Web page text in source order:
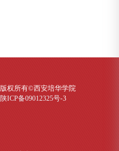
版权所有©西安培华学院
陕ICP备09012325号-3